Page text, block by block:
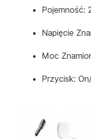
Pojemność:
Napięcie
Moc
Przycisk: